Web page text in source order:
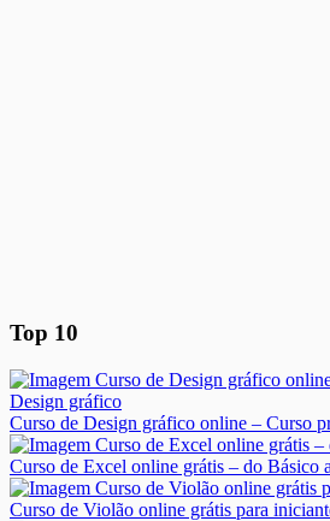
Top 10
Curso de Design gráfico online – Curso
Curso de Excel online grátis – do Básico
Curso de Violão online grátis para